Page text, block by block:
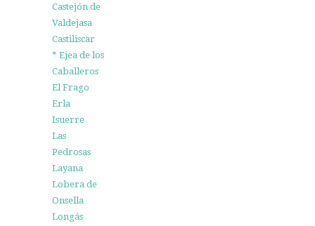
Castejón de
Valdejasa
Castiliscar
* Ejea de los
Caballeros
El Frago
Erla
Isuerre
Las
Pedrosas
Layana
Lobera de
Onsella
Longás